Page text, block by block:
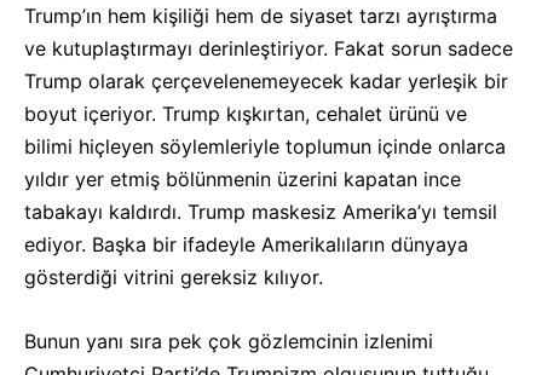
Trump’ın hem kişiliği hem de siyaset tarzı ayrıştırma
ve kutuplaştırmayı derinleştiriyor. Fakat sorun sadece
Trump olarak çerçevelenemeyecek kadar yerleşik bir
boyut içeriyor. Trump kışkırtan, cehalet ürünü ve
bilimi hiçleyen söylemleriyle toplumun içinde onlarca
yıldır yer etmiş bölünmenin üzerini kapatan ince
tabakayı kaldırdı. Trump maskesiz Amerika’yı temsil
ediyor. Başka bir ifadeyle Amerikalıların dünyaya
gösterdiği vitrini gereksiz kılıyor.
Bunun yanı sıra pek çok gözlemcinin izlenimi